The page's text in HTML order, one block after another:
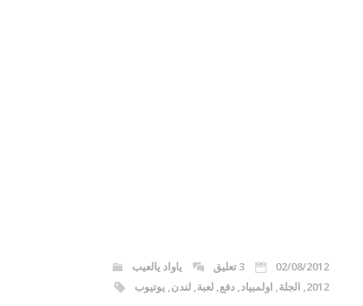
02/08/2012 3 تعليق
ياواد يالعيب
2012
, الجلة, اولمبياد,دفع, لعبة, لندن, يوتيوب